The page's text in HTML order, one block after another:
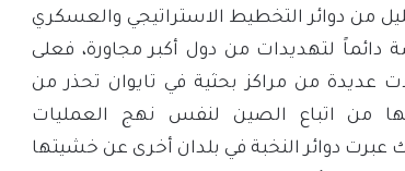
من دوائر التخطيط الاستراتيجي والعسكري
دائماً لتهديدات من دول أكبر مجاورة، فعلى
عديدة من مراكز بحثية في تايوان تحذر من
من اتباع الصين لنفس نهج العمليات
عبرت دوائر النخبة في بلدان أخرى عن خشيتها